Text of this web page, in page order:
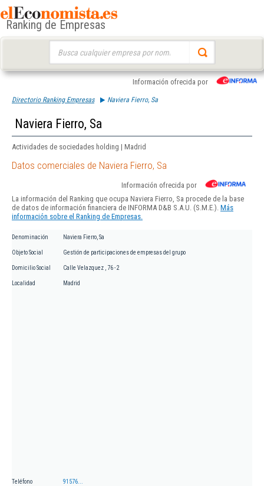
Ranking de Empresas
Información ofrecida por
Directorio Ranking Empresas Naviera Fierro, Sa
Naviera Fierro, Sa
Actividades de sociedades holding | Madrid
Datos comerciales de Naviera Fierro, Sa
Información ofrecida por
La información del Ranking que ocupa Naviera Fierro, Sa procede de la base
de datos de información financiera de INFORMA D&B S.A.U. (S.M.E.). Más
información sobre el Ranking de Empresas.
Denominación Naviera Fierro, Sa
Objeto Social Gestión de participaciones de empresas del grupo
Domicilio Social Calle Velazquez , 76 - 2
Localidad Madrid
Teléfono 91576...